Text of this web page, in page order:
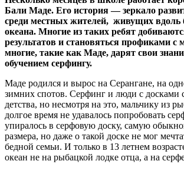
Бали Маде. Его история — зеркало
среди местных жителей, живущих вдоль
океана. Многие из таких ребят
результатов и становяться профиками
многие, такие как Маде, дарят свои
обучением серфингу.
Маде родился и вырос на Серангане, на
зимних спотов. Серфинг и люди с досками
детства, но несмотря на это, мальчику из
долгое время не удавалось попробовать
упиралось в серфовую доску, самую
размера, но даже о такой доске не мог
бедной семьи. И только в 13 летнем
океан не на рыбацкой лодке отца, а на